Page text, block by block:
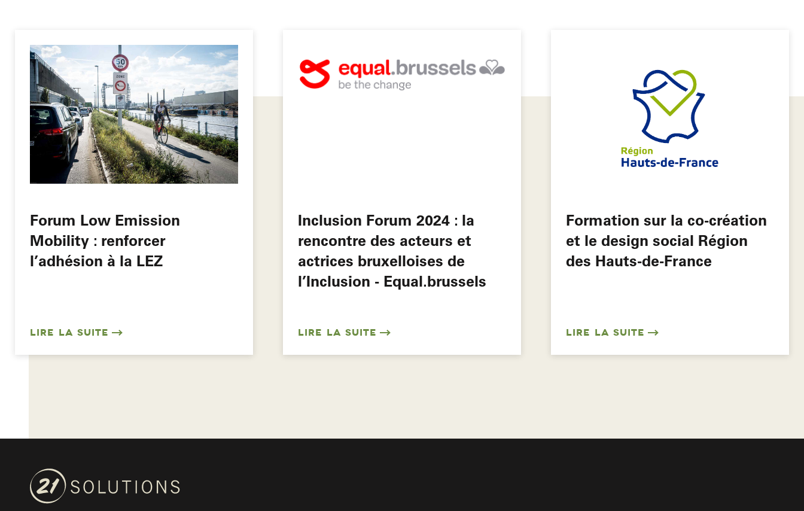
Forum Low Emission
Mobility : renforcer
l’adhésion à la LEZ
LIRE LA SUITE
Inclusion Forum 2024 : la
rencontre des acteurs et
actrices bruxelloises de
l’Inclusion - Equal.brussels
LIRE LA SUITE
Formation sur la co-création
et le design social Région
des Hauts-de-France
LIRE LA SUITE